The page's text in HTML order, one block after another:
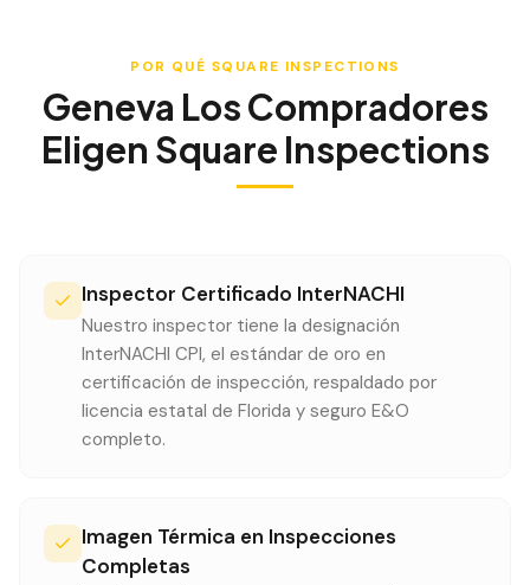
POR QUÉ SQUARE INSPECTIONS
Geneva Los Compradores
Eligen Square Inspections
Inspector Certificado InterNACHI
Nuestro inspector tiene la designación
InterNACHI CPI, el estándar de oro en
certificación de inspección, respaldado por
licencia estatal de Florida y seguro E&O
completo.
Imagen Térmica en Inspecciones
Completas